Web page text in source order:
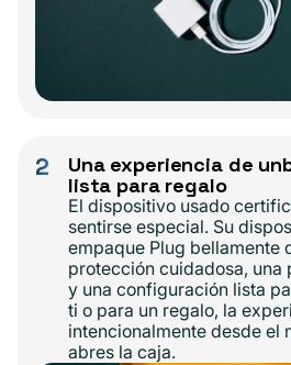
2
Una experiencia de
lista para regalo
El dispositivo usado
sentirse especial. Su
empaque Plug bellamente
protección cuidadosa, una
y una configuración lista
ti o para un regalo, la
intencionalmente desde el
abres la caja.